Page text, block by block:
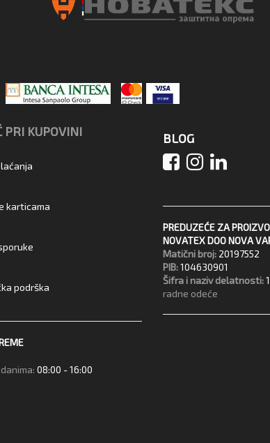
PRI KUPOVINI
karticama
podrška
08:00 - 16:00
BLOG
PREDUZEĆE ZA
NOVATEX DOO NOVA
Matični broj: 20197552
PIB:104630901
Šifra i naziv delatnosti:
radne odeće